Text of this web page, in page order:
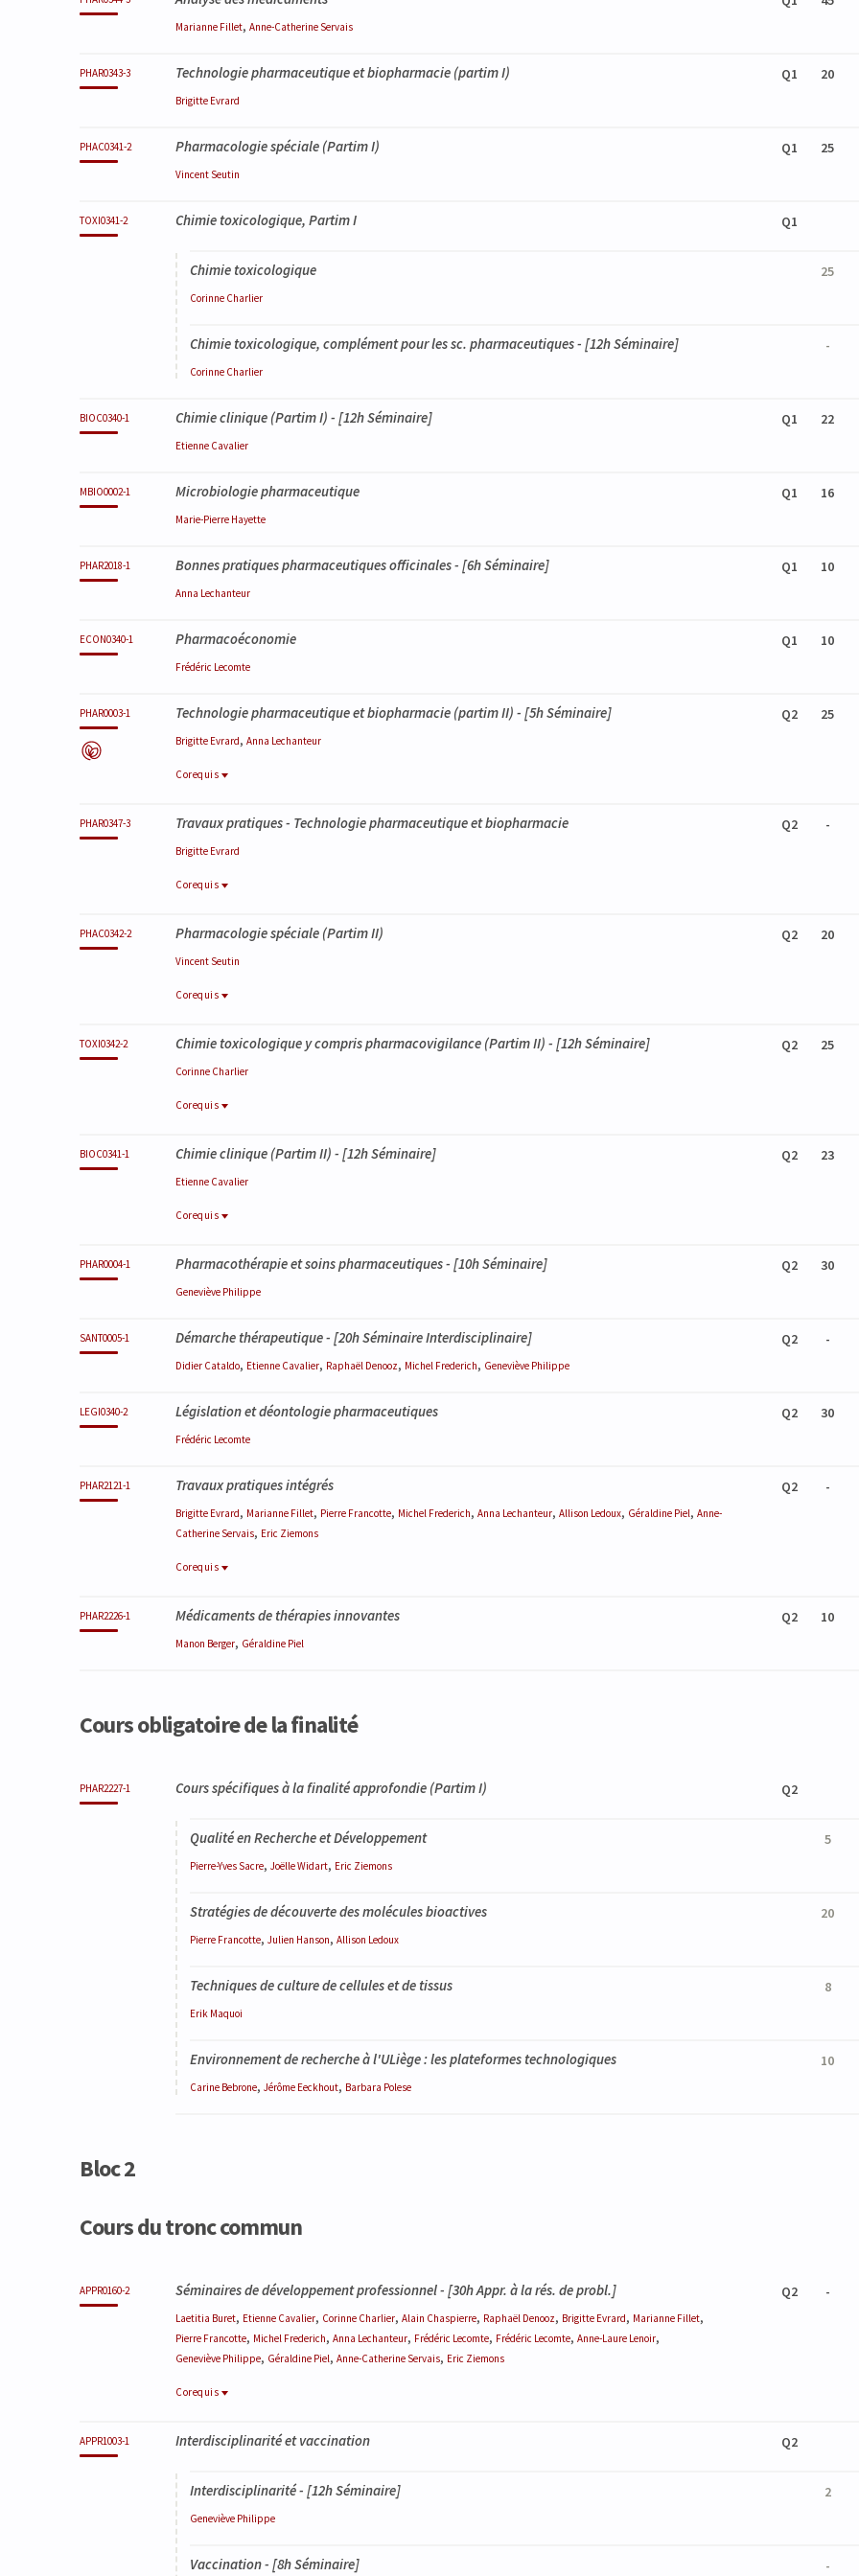
Marianne Fillet, Anne-Catherine Servais
PHAR0343-3 Technologie pharmaceutique et biopharmacie (partim I)
Brigitte Evrard
Q1 20
PHAC0341-2 Pharmacologie spéciale (Partim I)
Vincent Seutin
Q1 25
TOXI0341-2 Chimie toxicologique, Partim I Q1
Chimie toxicologique
Corinne Charlier
25
Chimie toxicologique, complément pour les sc. pharmaceutiques - [12h Séminaire]
Corinne Charlier
-
BIOC0340-1 Chimie clinique (Partim I) - [12h Séminaire]
Etienne Cavalier
Q1 22
MBIO0002-1 Microbiologie pharmaceutique
Marie-Pierre Hayette
Q1 16
PHAR2018-1 Bonnes pratiques pharmaceutiques officinales- [6h Séminaire]
Anna Lechanteur
Q1 10
ECON0340-1 Pharmacoéconomie
Frédéric Lecomte
Q1 10
PHAR0003-1 Technologie pharmaceutique et biopharmacie (partim II) - [5h Séminaire]
Brigitte Evrard, Anna Lechanteur
Corequis
PHAR0343-3
Technologie pharmaceutique et biopharmacie (partim I)
Q2 25
PHAR0347-3 Travaux pratiques - Technologie pharmaceutique et biopharmacie
Brigitte Evrard
Corequis
PHAR0003-1
Technologie pharmaceutique et biopharmacie (partim II)
Q2 -
PHAC0342-2 Pharmacologie spéciale (Partim II)
Vincent Seutin
Corequis
PHAC0341-2
Pharmacologie spéciale (Partim I)
Q2 20
TOXI0342-2 Chimie toxicologique y compris pharmacovigilance (Partim II) - [12h Séminaire]
Corinne Charlier
Corequis
TOXI0341-2
Chimie toxicologique, Partim I
Q2 25
BIOC0341-1 Chimie clinique (Partim II) - [12h Séminaire]
Etienne Cavalier
Corequis
BIOC0340-1
Chimie clinique (Partim I)
Q2 23
PHAR0004-1 Pharmacothérapie et soins pharmaceutiques- [10h Séminaire]
Geneviève Philippe
Q2 30
SANT0005-1 Démarche thérapeutique- [20h Séminaire Interdisciplinaire]
Didier Cataldo, Etienne Cavalier, Raphaël Denooz, Michel Frederich, Geneviève Philippe
Q2 -
LEGI0340-2 Législation et déontologie pharmaceutiques
Frédéric Lecomte
Q2 30
PHAR2121-1 Travaux pratiques intégrés
Brigitte Evrard, Marianne Fillet, Pierre Francotte, Michel Frederich, Anna Lechanteur, Allison Ledoux, Géraldine Piel, Anne-
Catherine Servais, Eric Ziemons
Corequis
PHAR0003-1
Technologie pharmaceutique et biopharmacie (partim II)
Analyse des médicaments
Q2 -
PHAR2226-1 Médicaments de thérapies innovantes
Manon Berger, Géraldine Piel
Q2 10
Cours obligatoire de la finalité
PHAR2227-1 Cours spécifiques à la finalité approfondie (Partim I) Q2
Qualité en Recherche et Développement
Pierre-Yves Sacre, JoëlleWidart, Eric Ziemons
5
Stratégies de découverte des molécules bioactives
Pierre Francotte, Julien Hanson, Allison Ledoux
20
Techniques de culture de cellules et de tissus
Erik Maquoi
8
Environnement de recherche à l'ULiège : les plateformes technologiques
Carine Bebrone, Jérôme Eeckhout, Barbara Polese
10
Bloc 2
Cours du tronc commun
APPR0160-2 Séminaires de développement professionnel- [30h Appr. à la rés. de probl.]
Laetitia Buret, Etienne Cavalier, Corinne Charlier, Alain Chaspierre, Raphaël Denooz, Brigitte Evrard, Marianne Fillet,
Pierre Francotte, Michel Frederich, Anna Lechanteur, Frédéric Lecomte, Frédéric Lecomte, Anne-Laure Lenoir,
Geneviève Philippe, Géraldine Piel, Anne-Catherine Servais, Eric Ziemons
Corequis
MTFE0351-3
Q2 -
APPR1003-1 Interdisciplinarité et vaccination Q2
Interdisciplinarité - [12h Séminaire]
Geneviève Philippe
2
Vaccination - [8h Séminaire] -